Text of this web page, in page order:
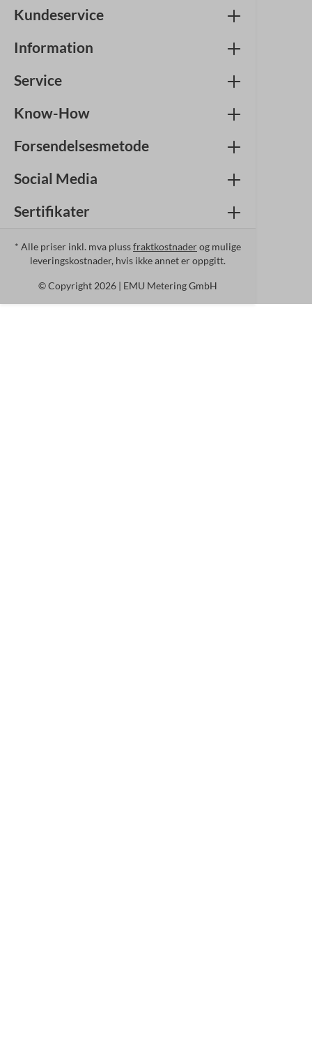
Kundeservice
Information
Service
Know-How
Forsendelsesmetode
Social Media
Sertifikater
* Alle priser inkl. mva plussfraktkostnaderog mulige
leveringskostnader, hvis ikke annet er oppgitt.
© Copyright 2026 | EMU Metering GmbH